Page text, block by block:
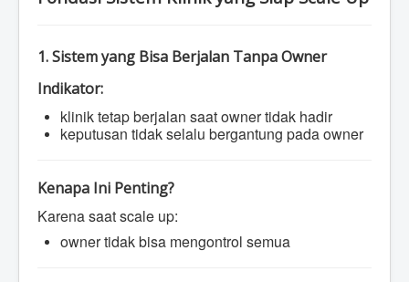
1. Sistem yang Bisa Berjalan Tanpa Owner
Indikator:
klinik tetap berjalan saat owner tidak hadir
keputusan tidak selalu bergantung pada owner
Kenapa Ini Penting?
Karena saat scale up:
owner tidak bisa mengontrol semua